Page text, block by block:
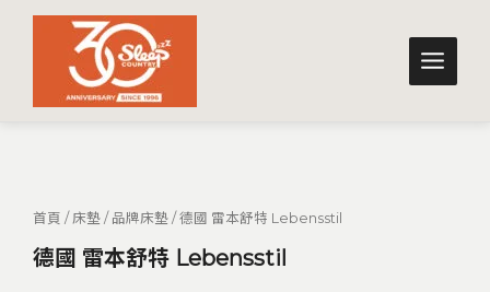
首頁 / 床墊 / 品牌床墊 / 德國 雷本舒特 Lebensstil
德國 雷本舒特 Lebensstil